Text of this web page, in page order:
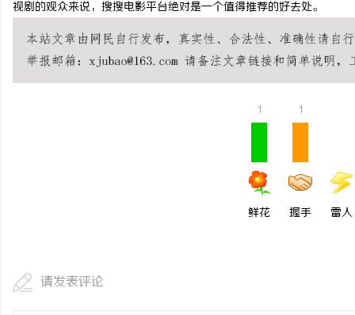
视剧的观众来说，搜搜电影平台绝对是一个值得推荐的好去处。
1
鲜花
1
握手 雷人
请发表评论